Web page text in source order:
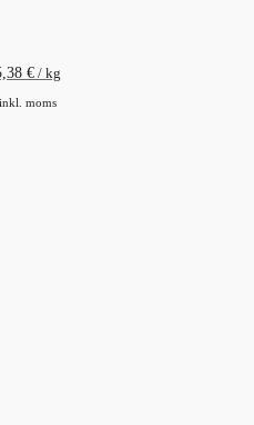
€ / kg
inkl. moms